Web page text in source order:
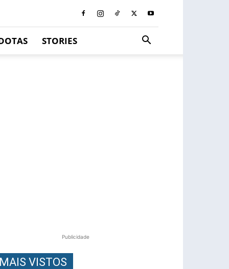
STORIES
Publicidade
MAIS VISTOS